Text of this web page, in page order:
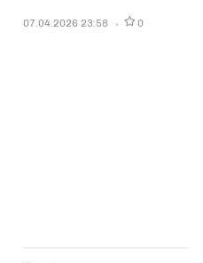
07.04.2026 23:58 0